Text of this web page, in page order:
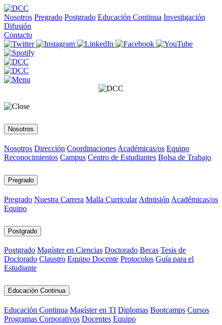
Nosotros Pregrado Postgrado Educación Continua Investigación
Difusión
Contacto
Nosotros
Nosotros Dirección Coordinaciones Académicas/os Equipo
Reconocimientos Campus Centro de Estudiantes Bolsa de Trabajo
Pregrado
Pregrado Nuestra Carrera Malla Curricular Admisión Académicas/os
Equipo
Postgrado
Postgrado Magíster en Ciencias Doctorado Becas Tesis de
Doctorado Claustro Equipo Docente Protocolos Guía para el
Estudiante
Educación Continua
Educación Continua Magíster en TI Diplomas Bootcamps Cursos
Programas Corporativos Docentes Equipo